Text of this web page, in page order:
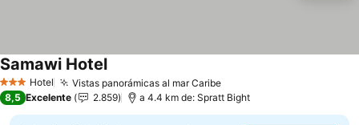
3 Estrellas
Hotel Vistas panorámicas al mar CaribeVer precios
Samawi HotelVer precios
8,5 Excelente 2.859 a 4.4 km de: Spratt Bight